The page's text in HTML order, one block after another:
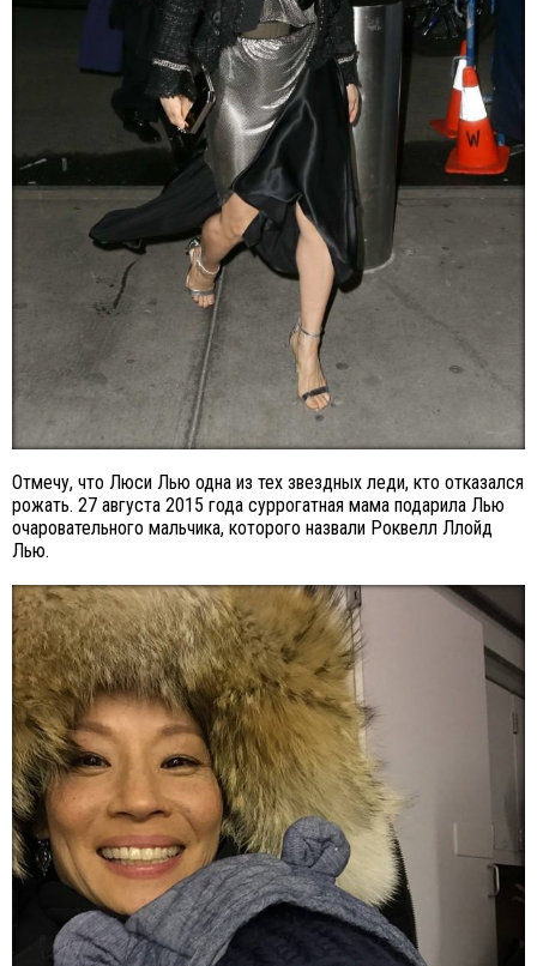
Отмечу, что Люси Лью одна из тех звездных леди, кто отказался
рожать. 27 августа 2015 года суррогатная мама подарила Лью
очаровательного мальчика, которого назвали Роквелл Ллойд
Лью.